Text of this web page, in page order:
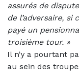
assurés de
de l’adversaire, si
payé un
troisième tour. »
Il n’y a pourtant
au sein des